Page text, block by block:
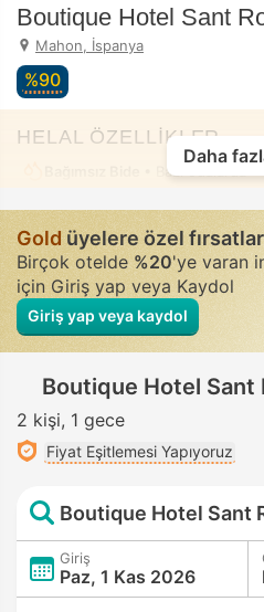
Boutique Hotel Sant
Mahon, İspanya
%90
HELAL ÖZELLİKLER
• Bazı odalarda
Daha
Goldüyelere özel
Birçok otelde%20'ye varan
için Giriş yap veya Kaydol
Giriş yap veya kaydol
Boutique Hotel Sant
2 kişi 1 gece
Fiyat Eşitlemesi Yapıyoruz
Boutique Hotel Sant
Giriş
Paz, 1 Kas 2026